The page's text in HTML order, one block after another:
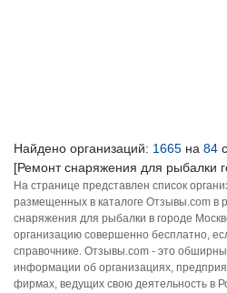
Найдено организаций: 1665 на 84
[Ремонт снаряжения для рыбалки
На странице представлен список
размещенных в каталоге Отзывы.com в
снаряжения для рыбалки в городе
организацию совершенно бесплатно,
справочнике. Отзывы.com - это
информации об организациях,
фирмах, ведущих свою деятельность в